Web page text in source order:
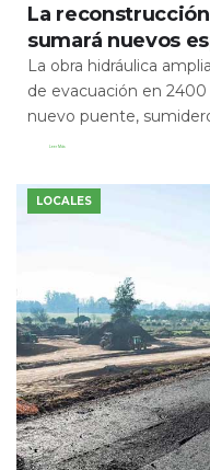
La
sumará nuevos
La obra hidráulica
de evacuación en
nuevo puente,
Leer Más
LOCALES